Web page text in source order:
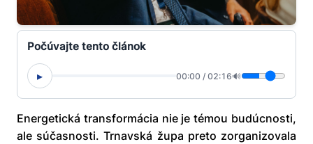
Počúvajte tento článok
▸ 00:00 / 02:16🔊
Energetická transformácia nie je témou budúcnosti,
ale súčasnosti. Trnavská župa preto zorganizovala